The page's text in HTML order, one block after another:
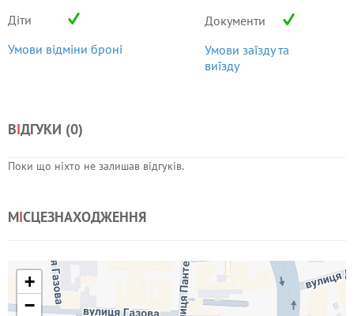
Діти
Умови відміни броні
Документи
Умови заїзду та
виїзду
ВІДГУКИ (0)
Поки що ніхто не залишав відгуків.
МІСЦЕЗНАХОДЖЕННЯ
+
−